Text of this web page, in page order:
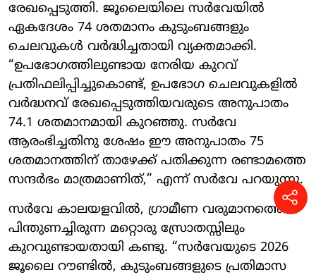
രേഖപ്പെടുത്തി. ജൂലൈയിലെ സർവേയിൽ
ഏകദേശം 74 ശതമാനം കുടുംബങ്ങളും
ചെലവുകൾ വർദ്ധിച്ചതായി വ്യക്തമാക്കി.
“ഉപഭോഗത്തിലുണ്ടായ നേരിയ കുറവ്
പ്രതിഫലിപ്പിച്ചുകൊണ്ട്, ഉപഭോഗ ചെലവുകളിൽ
വർദ്ധനവ് രേഖപ്പെടുത്തിയവരുടെ അനുപാതം
74.1 ശതമാനമായി കുറഞ്ഞു. സർവേ
ആരംഭിച്ചതിനു ശേഷം ഈ അനുപാതം 75
ശതമാനത്തിന് താഴേക്ക് പതിക്കുന്ന രണ്ടാമത്തെ
സന്ദർഭം മാത്രമാണിത്,” എന്ന് സർവേ പറയുന്നു.
സർവേ കാലയളവിൽ, ഗ്രാമീണ വരുമാനത്തെ
പിന്തുണച്ചിരുന്ന മറ്റൊരു സ്രോതസ്സിലും
കുറവുണ്ടായതായി കണ്ടു. “സർവേയുടെ 2026
ജൂലൈ റൗണ്ടിൽ, കുടുംബങ്ങളുടെ പ്രതിമാസ